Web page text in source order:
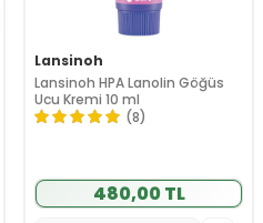
Lansinoh
Lansinoh HPA Lanolin Göğüs
Ucu Kremi 10 ml
(8)
480,00 TL